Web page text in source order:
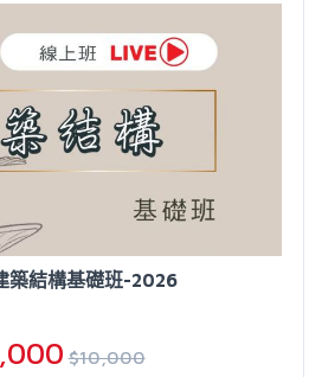
築結構基礎班-2026
$10,000